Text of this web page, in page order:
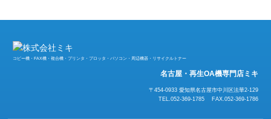
コピー機・FAX機・複合機・プリンタ・プロッタ・パソコン・周辺機器・リサイクルトナー
名古屋・再生OA機専門店ミキ
〒454-0933 愛知県名古屋市中川区法華2-129
TEL.052-369-1785 FAX.052-369-1786